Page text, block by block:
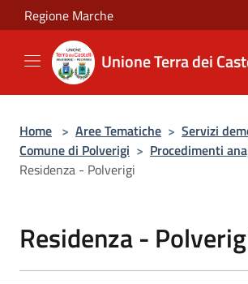
Salta al contenuto principale
Regione Marche
Unione Terra dei
Home > Aree Tematiche > Servizi
Comune di Polverigi > Procedimenti
Residenza - Polverigi
Residenza -